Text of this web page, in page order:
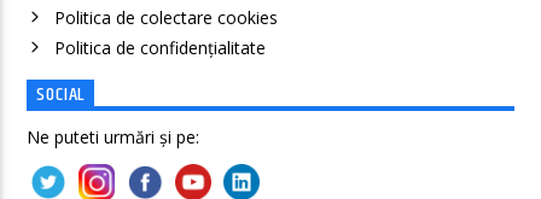
Politica de colectare cookies
Politica de confidenţialitate
SOCIAL
Ne puteti urmări și pe: